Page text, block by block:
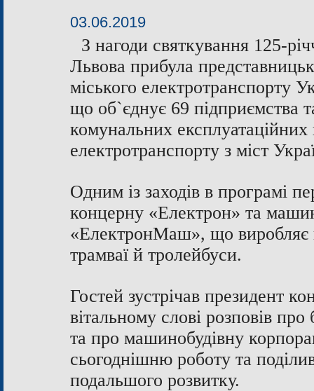
03.06.2019
З нагоди святкування 125-
Львова прибула
міського електротранспорту
що об`єднує 69 підприємства
комунальних експлуатаційних
електротранспорту з міст
Одним із заходів в програмі
концерну «Електрон» та
«ЕлектронМаш», що виробляє
трамваї й тролейбуси.
Гостей зустрічав президент
вітальному слові розповів
та про машинобудівну
сьогоднішню роботу та
подальшого розвитку.